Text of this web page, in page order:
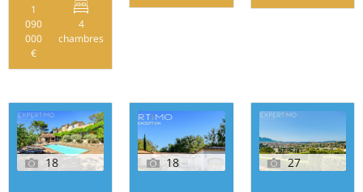
1
090
000
€
4
chambres
18 18 27